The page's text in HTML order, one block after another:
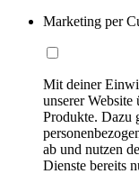
Marketing per
Mit deiner
unserer
Produkte. Dazu
ab und nutzen
Dienste bereits